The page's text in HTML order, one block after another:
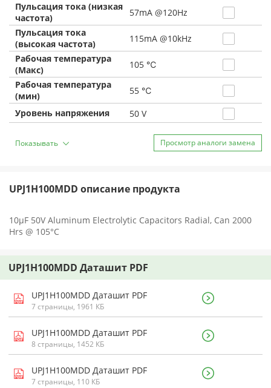
Пульсация тока (низкая
частота)
57mA @120Hz
Пульсация тока
(высокая частота)
115mA @10kHz
Рабочая температура
(Макс)
105 ℃
Рабочая температура
(мин)
55 ℃
Уровень напряжения
50 V
Показывать Просмотр аналоги замена
UPJ1H100MDD описание продукта
10µF 50V Aluminum Electrolytic Capacitors Radial, Can 2000
Hrs @ 105°C
UPJ1H100MDD Даташит PDF
UPJ1H100MDD Даташит PDF
7 страницы, 1961 КБ
UPJ1H100MDD Даташит PDF
8 страницы, 1452 КБ
UPJ1H100MDD Даташит PDF
7 страницы, 110 КБ